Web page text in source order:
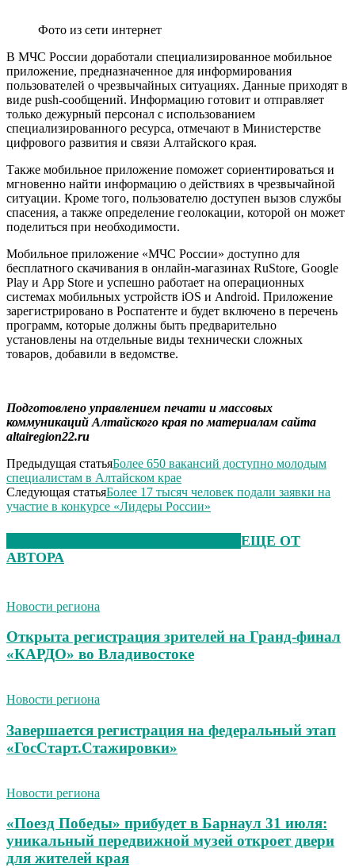
Фото из сети интернет
В МЧС России доработали специализированное мобильное
приложение, предназначенное для информирования
пользователей о чрезвычайных ситуациях. Данные приходят в
виде push-сообщений. Информацию готовит и отправляет
только дежурный персонал с использованием
специализированного ресурса, отмечают в Министерстве
цифрового развития и связи Алтайского края.
Также мобильное приложение поможет сориентироваться и
мгновенно найти информацию о действиях в чрезвычайной
ситуации. Кроме того, пользователю доступен вызов службы
спасения, а также определение геолокации, которой он может
поделиться при необходимости.
Мобильное приложение «МЧС России» доступно для
бесплатного скачивания в онлайн-магазинах RuStore, Google
Play и App Store и успешно работает на операционных
системах мобильных устройств iOS и Android. Приложение
зарегистрировано в Роспатенте и будет включено в перечень
программ, которые должны быть предварительно
установлены на отдельные виды технически сложных
товаров, добавили в ведомстве.
Подготовлено управлением печати и массовых
коммуникаций Алтайского края по материалам сайта
altairegion22.ru
Предыдущая статьяБолее 650 вакансий доступно молодым
специалистам в Алтайском крае
Следующая статьяБолее 17 тысяч человек подали заявки на
участие в конкурсе «Лидеры России»
ЕЩЕ ОТ
АВТОРА
Новости региона
Открыта регистрация зрителей на Гранд-финал
«КАРДО» во Владивостоке
Новости региона
Завершается регистрация на федеральный этап
«ГосСтарт.Стажировки»
Новости региона
«Поезд Победы» прибудет в Барнаул 31 июля:
уникальный передвижной музей откроет двери
для жителей края